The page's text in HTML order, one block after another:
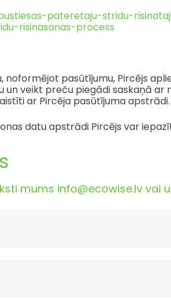
pateretaju-stridu-
risinasanas-process
pasūtījumu, Pircējs
un veikt preču piegādi saskaņā
ar Pircēja pasūtījuma apstrādi.
datu apstrādi Pircējs var
mums info@ecowise.lv